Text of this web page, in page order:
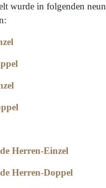
wurde in folgenden neun
Herren-Einzel
Herren-Doppel